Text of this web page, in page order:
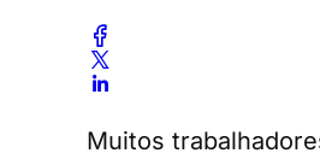
Muitos